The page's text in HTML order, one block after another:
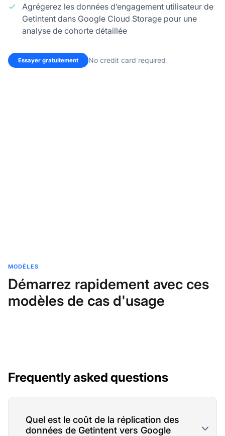
Agrégerez les données d’engagement utilisateur de
Getintent dans Google Cloud Storage pour une
analyse de cohorte détaillée
Essayer gratuitement No credit card required
MODÈLES
Démarrez rapidement avec ces
modèles de cas d'usage
Frequently asked questions
Quel est le coût de la réplication des
données de Getintent vers Google